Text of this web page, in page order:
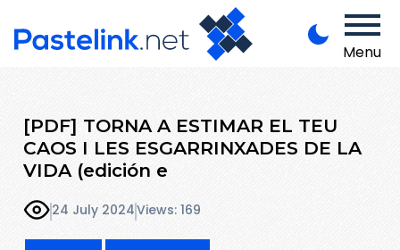
Menu
[PDF] TORNA A ESTIMAR EL TEU
CAOS I LES ESGARRINXADES DE LA
VIDA (edición e
24 July 2024Views: 169